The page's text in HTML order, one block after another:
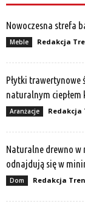
Nowoczesna strefa
Meble Redakcja
Płytki trawertynowe
naturalnym ciepłem
Aranżacje Redakcja
Naturalne drewno w
odnajdują się w
Dom Redakcja